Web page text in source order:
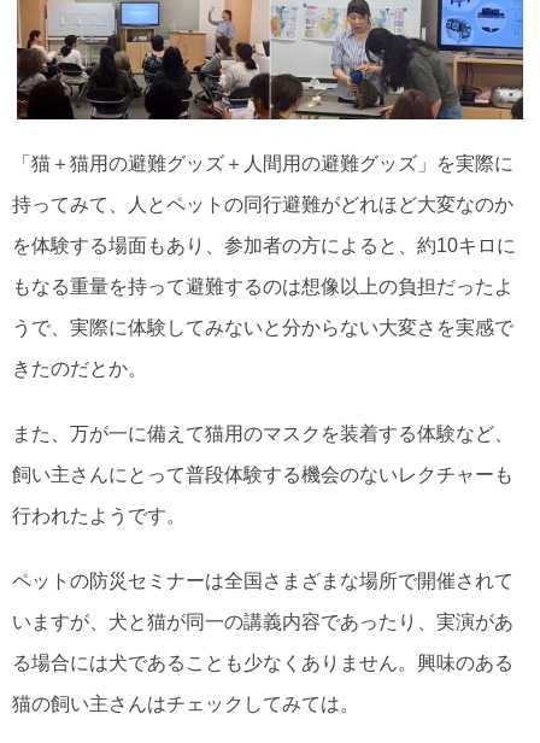
「猫＋猫用の避難グッズ＋人間用の避難グッズ」を実際に
持ってみて、人とペットの同行避難がどれほど大変なのか
を体験する場面もあり、参加者の方によると、約10キロに
もなる重量を持って避難するのは想像以上の負担だったよ
うで、実際に体験してみないと分からない大変さを実感で
きたのだとか。
また、万が一に備えて猫用のマスクを装着する体験など、
飼い主さんにとって普段体験する機会のないレクチャーも
行われたようです。
ペットの防災セミナーは全国さまざまな場所で開催されて
いますが、犬と猫が同一の講義内容であったり、実演があ
る場合には犬であることも少なくありません。興味のある
猫の飼い主さんはチェックしてみては。